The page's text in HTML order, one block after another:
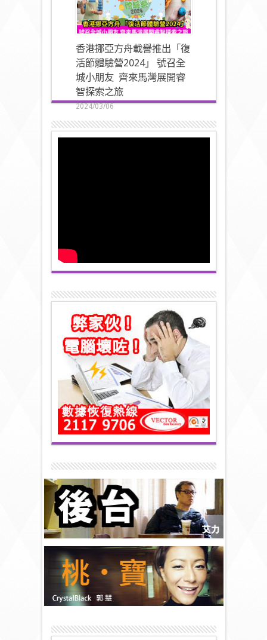
香港挪亞方舟載譽推出「復
活節體驗營2024」 號召全
城小朋友 齊來馬灣展開睿
智探索之旅
2024/03/06